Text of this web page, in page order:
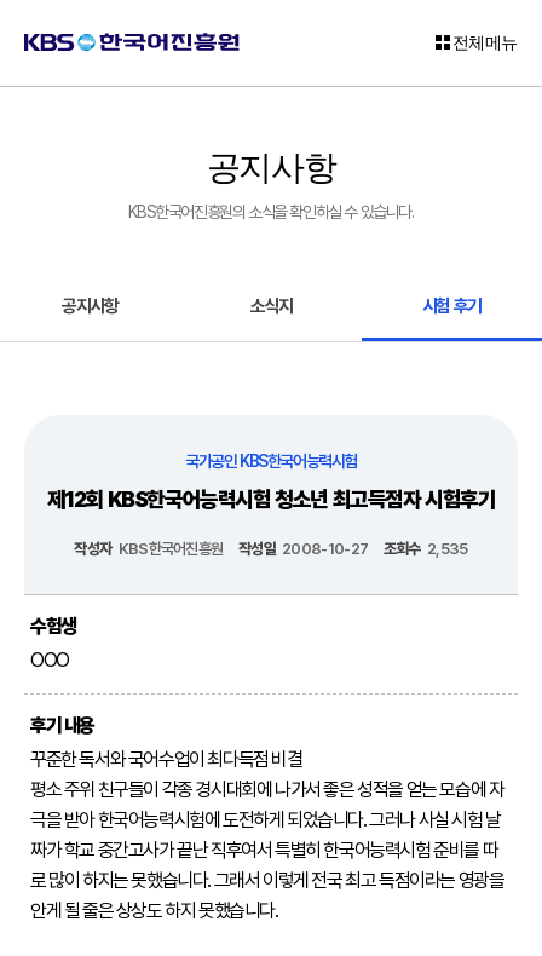
전체메뉴
고
한
흥
원
연혁
기관
소개
KBS
한
국
어
공지사항
KBS한국어진흥원의 소식을 확인하실 수 있습니다.
공지사항 소식지 시험 후기
국가공인 KBS한국어능력시험
제12회 KBS한국어능력시험 청소년 최고득점자 시험후기
작성자 KBS한국어진흥원 작성일 2008-10-27 조회수 2,535
수험생
OOO
후기 내용
꾸준한 독서와 국어수업이 최다득점 비결
평소 주위 친구들이 각종 경시대회에 나가서 좋은 성적을 얻는 모습에 자
극을 받아 한국어능력시험에 도전하게 되었습니다. 그러나 사실 시험 날
짜가 학교 중간고사가 끝난 직후여서 특별히 한국어능력시험 준비를 따
로 많이 하지는 못했습니다. 그래서 이렇게 전국 최고 득점이라는 영광을
안게 될 줄은 상상도 하지 못했습니다.